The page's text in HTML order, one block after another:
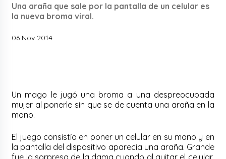
Una araña que sale por la pantalla de un celular es
la nueva broma viral.
06 Nov 2014
Un mago le jugó una broma a una despreocupada
mujer al ponerle sin que se de cuenta una araña en la
mano.
El juego consistía en poner un celular en su mano y en
la pantalla del dispositivo aparecía una araña. Grande
fue la sorpresa de la dama cuando al quitar el celular,